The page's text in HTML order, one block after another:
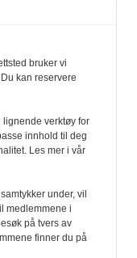
bruker vi
kan reservere
lignende verktøy for
innhold til deg
Les mer i vår
under, vil
medlemmene i
på tvers av
finner du på